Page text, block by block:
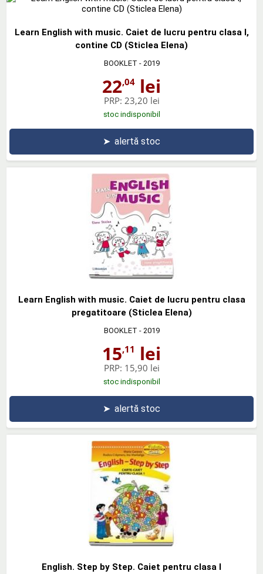
Learn English with music. Caiet de lucru pentru clasa I,
contine CD (Sticlea Elena)
BOOKLET - 2019
22,04 lei
PRP: 23,20 lei
stoc indisponibil
➤ alertă stoc
Learn English with music. Caiet de lucru pentru clasa
pregatitoare (Sticlea Elena)
BOOKLET - 2019
15,11 lei
PRP: 15,90 lei
stoc indisponibil
➤ alertă stoc
English. Step by Step. Caiet pentru clasa I